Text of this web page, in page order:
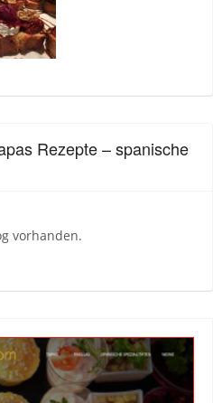
Rezepte – spanische
vorhanden.